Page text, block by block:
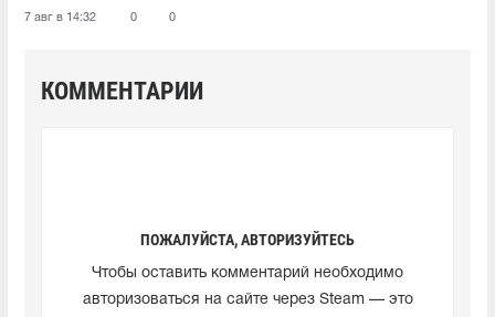
7 авг в 14:32 0 0
КОММЕНТАРИИ
ПОЖАЛУЙСТА, АВТОРИЗУЙТЕСЬ
Чтобы оставить комментарий необходимо
авторизоваться на сайте через Steam — это